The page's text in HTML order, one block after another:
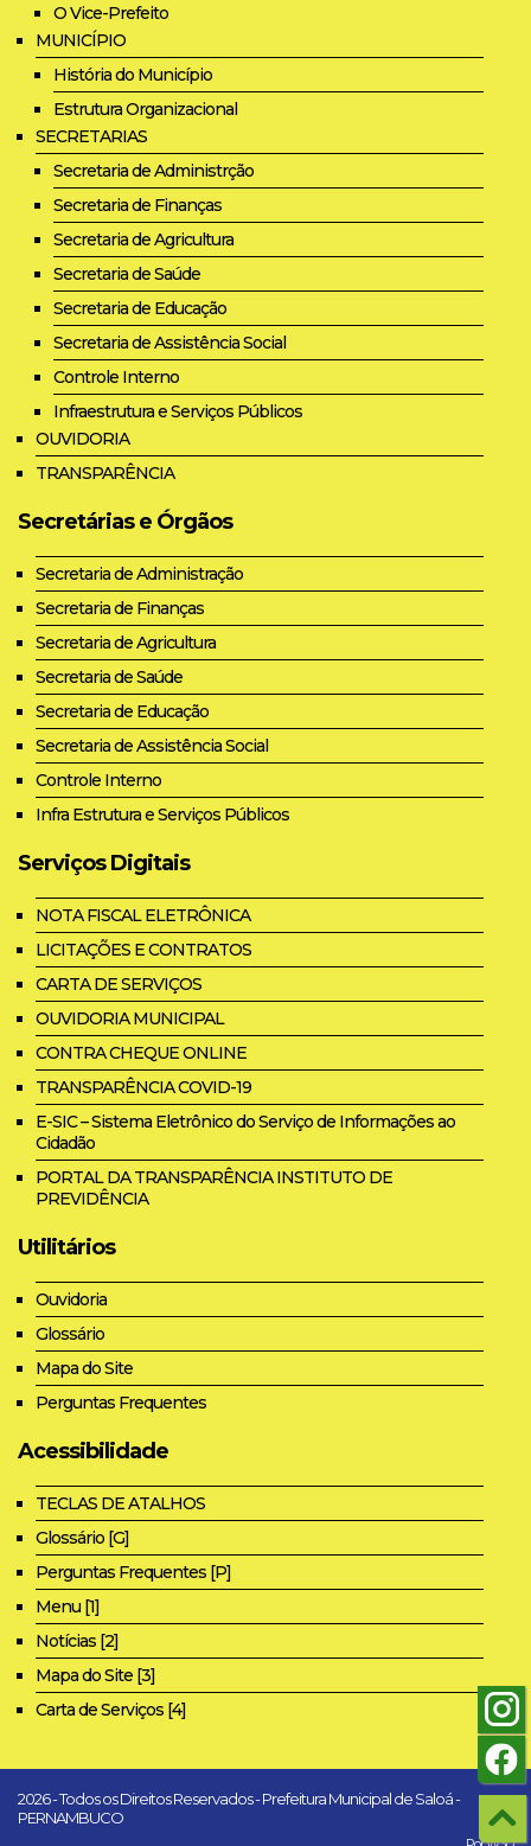
O Vice-Prefeito
MUNICÍPIO
História do Município
Estrutura Organizacional
SECRETARIAS
Secretaria de Administrção
Secretaria de Finanças
Secretaria de Agricultura
Secretaria de Saúde
Secretaria de Educação
Secretaria de Assistência Social
Controle Interno
Infraestrutura e Serviços Públicos
OUVIDORIA
TRANSPARÊNCIA
Secretárias e Órgãos
Secretaria de Administração
Secretaria de Finanças
Secretaria de Agricultura
Secretaria de Saúde
Secretaria de Educação
Secretaria de Assistência Social
Controle Interno
Infra Estrutura e Serviços Públicos
Serviços Digitais
NOTA FISCAL ELETRÔNICA
LICITAÇÕES E CONTRATOS
CARTA DE SERVIÇOS
OUVIDORIA MUNICIPAL
CONTRA CHEQUE ONLINE
TRANSPARÊNCIA COVID-19
E-SIC – Sistema Eletrônico do Serviço de Informações ao
Cidadão
PORTAL DA TRANSPARÊNCIA INSTITUTO DE
PREVIDÊNCIA
Utilitários
Ouvidoria
Glossário
Mapa do Site
Perguntas Frequentes
Acessibilidade
TECLAS DE ATALHOS
Glossário [G]
Perguntas Frequentes [P]
Menu [1]
Notícias [2]
Mapa do Site [3]
Carta de Serviços [4]
2026 - Todos os Direitos Reservados - Prefeitura Municipal de Saloá -
PERNAMBUCO